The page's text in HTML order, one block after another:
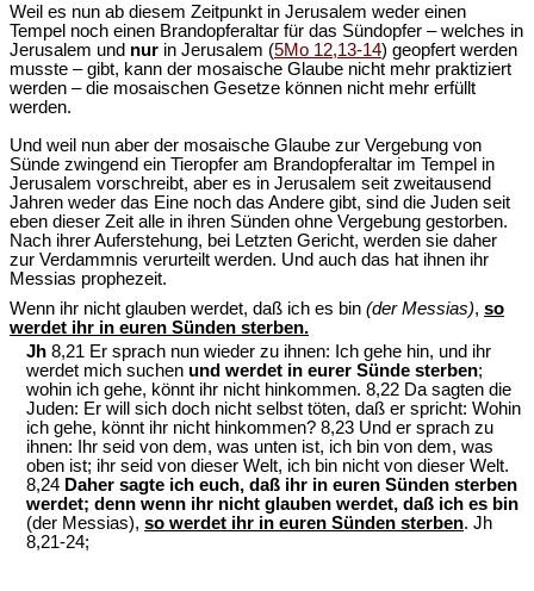
Weil es nun ab diesem Zeitpunkt in Jerusalem weder einen
Tempel noch einen Brandopferaltar für das Sündopfer – welches in
Jerusalem und nur in Jerusalem (5Mo 12,13-14) geopfert werden
musste – gibt, kann der mosaische Glaube nicht mehr praktiziert
werden – die mosaischen Gesetze können nicht mehr erfüllt
werden.
Und weil nun aber der mosaische Glaube zur Vergebung von
Sünde zwingend ein Tieropfer am Brandopferaltar im Tempel in
Jerusalem vorschreibt, aber es in Jerusalem seit zweitausend
Jahren weder das Eine noch das Andere gibt, sind die Juden seit
eben dieser Zeit alle in ihren Sünden ohne Vergebung gestorben.
Nach ihrer Auferstehung, bei Letzten Gericht, werden sie daher
zur Verdammnis verurteilt werden. Und auch das hat ihnen ihr
Messias prophezeit.
Wenn ihr nicht glauben werdet, daß ich es bin (der Messias), so
werdet ihr in euren Sünden sterben.
Jh 8,21 Er sprach nun wieder zu ihnen: Ich gehe hin, und ihr
werdet mich suchen und werdet in eurer Sünde sterben;
wohin ich gehe, könnt ihr nicht hinkommen. 8,22 Da sagten die
Juden: Er will sich doch nicht selbst töten, daß er spricht: Wohin
ich gehe, könnt ihr nicht hinkommen? 8,23 Und er sprach zu
ihnen: Ihr seid von dem, was unten ist, ich bin von dem, was
oben ist; ihr seid von dieser Welt, ich bin nicht von dieser Welt.
8,24 Daher sagte ich euch, daß ihr in euren Sünden sterben
werdet; denn wenn ihr nicht glauben werdet, daß ich es bin
(der Messias), so werdet ihr in euren Sünden sterben. Jh
8,21-24;